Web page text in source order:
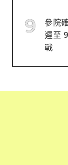
參院
遲至
戰